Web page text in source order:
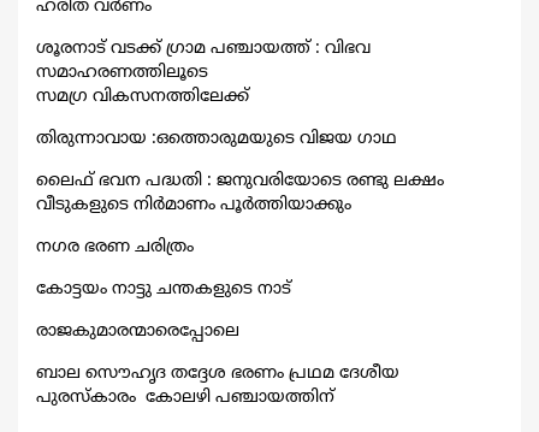
ഹരിത വര്‍ണം
ശൂരനാട് വടക്ക് ഗ്രാമ പഞ്ചായത്ത് : വിഭവ
സമാഹരണത്തിലൂടെ
സമഗ്ര വികസനത്തിലേക്ക്
തിരുന്നാവായ :ഒത്തൊരുമയുടെ വിജയ ഗാഥ
ലൈഫ് ഭവന പദ്ധതി : ജനുവരിയോടെ രണ്ടു ലക്ഷം
വീടുകളുടെ നിര്‍മാണം പൂര്‍ത്തിയാക്കും
നഗര ഭരണ ചരിത്രം
കോട്ടയം നാട്ടു ചന്തകളുടെ നാട്
രാജകുമാരന്മാരെപ്പോലെ
ബാല സൌഹൃദ തദ്ദേശ ഭരണം പ്രഥമ ദേശീയ
പുരസ്കാരം കോലഴി പഞ്ചായത്തിന്